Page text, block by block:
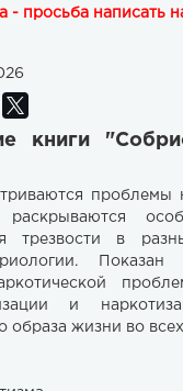
- просьба написать
книги
проблемы
раскрываются
трезвости в
и
образа жизни во всех